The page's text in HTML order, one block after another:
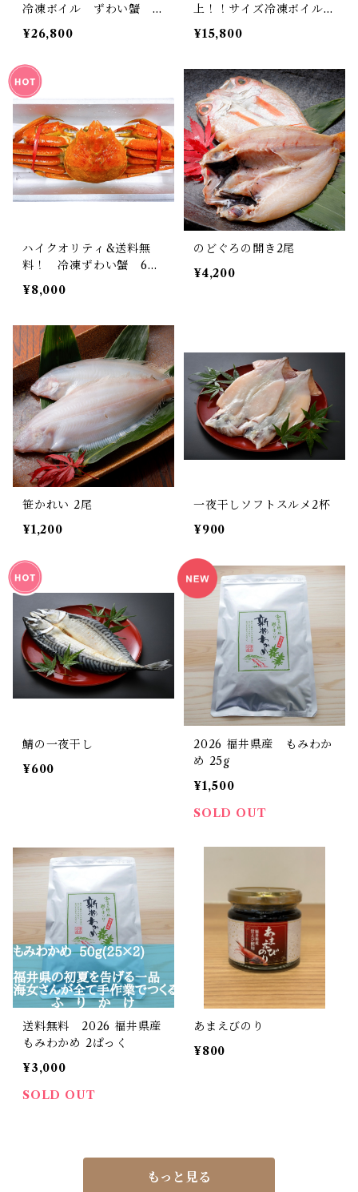
冷凍ボイル ずわい蟹 送
料無料
¥26,800
上！！サイズ冷凍ボイル
ズワイガニ 送料無料
¥15,800
ハイクオリティ&送料無
料！ 冷凍ずわい蟹 600
g以上
¥8,000
のどぐろの開き2尾
¥4,200
笹かれい 2尾
¥1,200
一夜干しソフトスルメ2杯
¥900
鯖の一夜干し
¥600
2026 福井県産 もみわか
め 25g
¥1,500
SOLD OUT
送料無料 2026 福井県産
もみわかめ 2ぱっく
¥3,000
SOLD OUT
あまえびのり
¥800
もっと見る